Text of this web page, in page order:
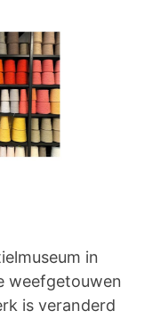
in
weefgetouwen
is veranderd